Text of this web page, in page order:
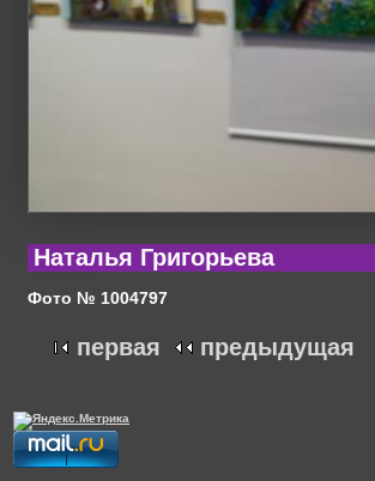
Наталья Григорьева
Фото № 1004797
первая предыдущая